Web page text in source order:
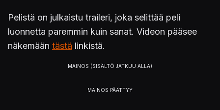
Pelistä on julkaistu traileri, joka selittää peli
luonnetta paremmin kuin sanat. Videon pääsee
näkemään tästä linkistä.